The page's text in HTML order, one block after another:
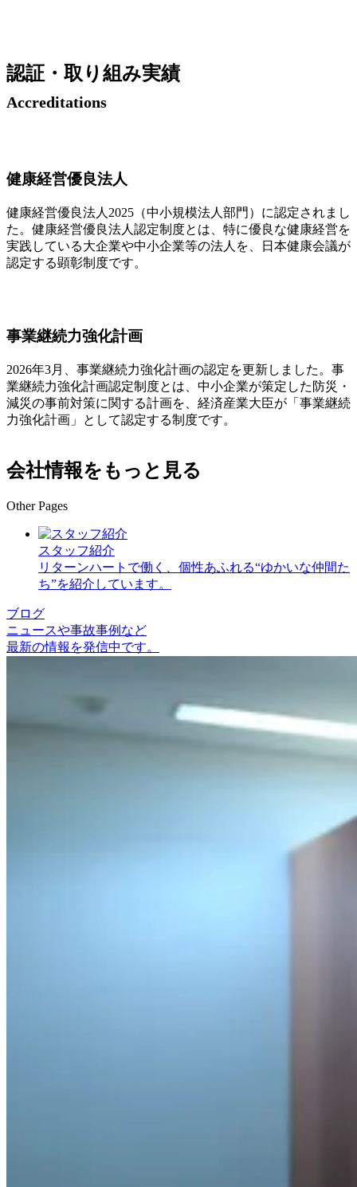
認証・取り組み実績
Accreditations
健康経営優良法人
健康経営優良法人2025（中小規模法人部門）に認定されまし
た。健康経営優良法人認定制度とは、特に優良な健康経営を
実践している大企業や中小企業等の法人を、日本健康会議が
認定する顕彰制度です。
事業継続力強化計画
2026年3月、事業継続力強化計画の認定を更新しました。事
業継続力強化計画認定制度とは、中小企業が策定した防災・
減災の事前対策に関する計画を、経済産業大臣が「事業継続
力強化計画」として認定する制度です。
会社情報をもっと見る
Other Pages
スタッフ紹介
リターンハートで働く、個性あふれる“ゆかいな仲間た
ち”を紹介しています。
ブログ
ニュースや事故事例など
最新の情報を発信中です。